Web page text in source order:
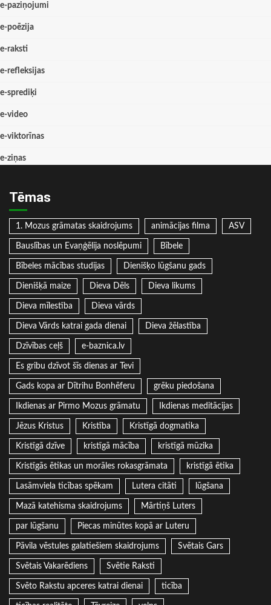
e-paziņojumi
e-poēzija
e-raksti
e-refleksijas
e-sprediķi
e-video
e-viktorīnas
e-ziņas
Tēmas
1. Mozus grāmatas skaidrojums animācijas filma ASV
Bauslības un Evaņģēlija noslēpumi Bībele
Bībeles mācības studijas Dienišķo lūgšanu gads
Dienišķā maize Dieva Dēls Dieva likums
Dieva mīlestība Dieva vārds
Dieva Vārds katrai gada dienai Dieva žēlastība
Dzīvības ceļš e-baznica.lv
Es gribu dzīvot šīs dienas ar Tevi
Gads kopa ar Dītrihu Bonhēferu grēku piedošana
Ikdienas ar Pirmo Mozus grāmatu Ikdienas meditācijas
Jēzus Kristus Kristība Kristīgā dogmatika
Kristīgā dzīve kristīgā mācība kristīgā mūzika
Kristīgās ētikas un morāles rokasgrāmata kristīgā ētika
Lasāmviela ticības spēkam Lutera citāti lūgšana
Mazā katehisma skaidrojums Mārtiņš Luters
par lūgšanu Piecas minūtes kopā ar Luteru
Pāvila vēstules galatiešiem skaidrojums Svētais Gars
Svētais Vakarēdiens Svētie Raksti
Svēto Rakstu apceres katrai dienai ticība